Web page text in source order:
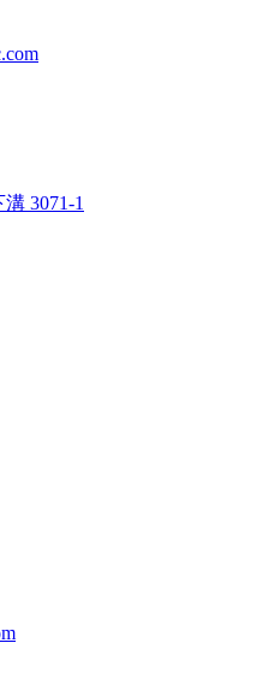
3071-1